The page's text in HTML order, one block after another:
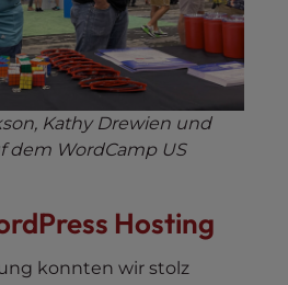
Kathy Drewien und
dem WordCamp US
Hosting
konnten wir stolz